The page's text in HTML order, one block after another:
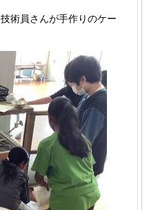
術員さんが手作りのケー